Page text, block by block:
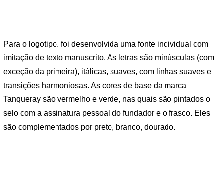
Para o logotipo, foi desenvolvida uma fonte individual com
imitação de texto manuscrito. As letras são minúsculas (com
exceção da primeira), itálicas, suaves, com linhas suaves e
transições harmoniosas. As cores de base da marca
Tanqueray são vermelho e verde, nas quais são pintados o
selo com a assinatura pessoal do fundador e o frasco. Eles
são complementados por preto, branco, dourado.